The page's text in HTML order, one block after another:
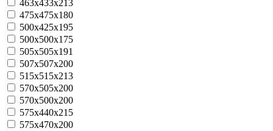
463x433x213
475x475x180
500x425x195
500х500х175
505x505x191
507x507x200
515x515x213
570x505x200
570х500х200
575x440x215
575x470x200